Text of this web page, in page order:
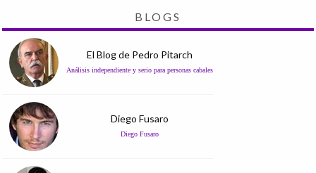
BLOGS
El Blog de Pedro Pitarch
Análisis independiente y serio para personas cabales
Diego Fusaro
Diego Fusaro